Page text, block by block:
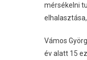
mérsékelni
Vámos
év alatt 15